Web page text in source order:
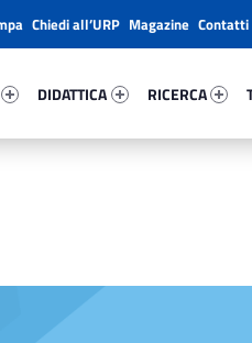
DIDATTICA
RICERCA
Chiedi all’URP Magazine Contatti